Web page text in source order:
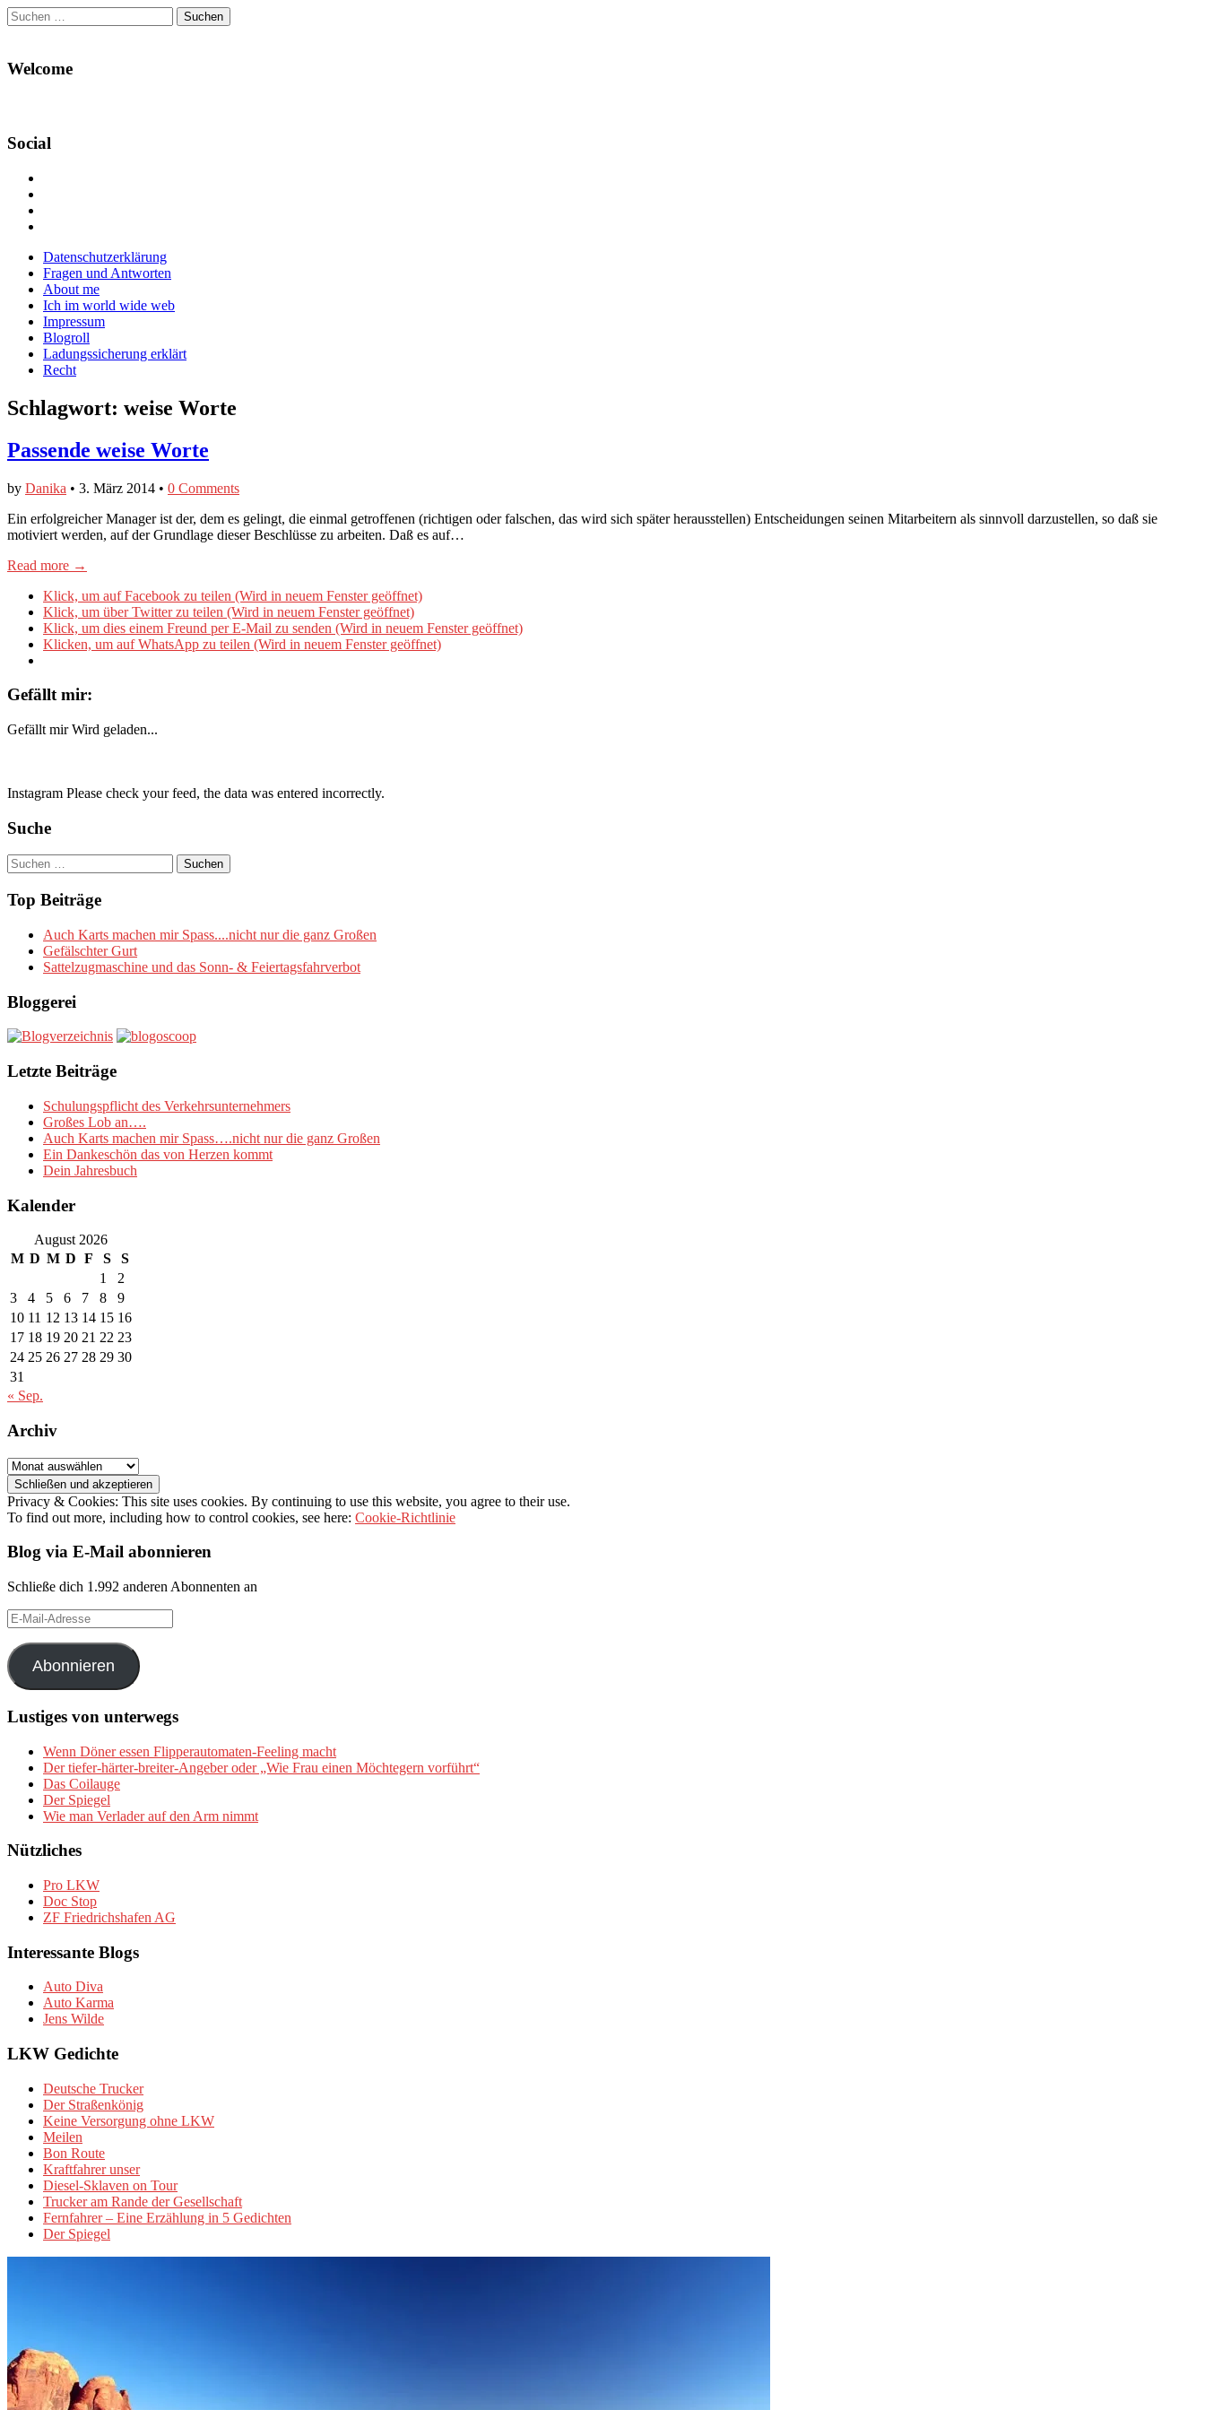
Suchen
nach:
Welcome
Social
Facebook
anzeigen
Twitter
anzeigen
auf
Instagram
anzeigen
Main
menu
Skip
content
Datenschutzerklärung
Fragen und Antworten
About me
Ich im world wide web
Impressum
Blogroll
Ladungssicherung erklärt
Recht
Schlagwort: weise Worte
Passende weise Worte
by Danika • 3. März 2014 • 0 Comments
Ein erfolgreicher Manager ist der, dem es gelingt, die einmal getroffenen (richtigen oder falschen, das wird sich später herausstellen) Entscheidungen seinen Mitarbeitern als sinnvoll darzustellen, so daß sie
motiviert werden, auf der Grundlage dieser Beschlüsse zu arbeiten. Daß es auf…
Read more →
Klick, um auf Facebook zu teilen (Wird in neuem Fenster geöffnet)
Klick, um über Twitter zu teilen (Wird in neuem Fenster geöffnet)
Klick, um dies einem Freund per E-Mail zu senden (Wird in neuem Fenster geöffnet)
Klicken, um auf WhatsApp zu teilen (Wird in neuem Fenster geöffnet)
Gefällt mir:
Gefällt mir Wird geladen...
Instagram Please check your feed, the data was entered incorrectly.
Suche
Suchen
nach:
Top Beiträge
Auch Karts machen mir Spass....nicht nur die ganz Großen
Gefälschter Gurt
Sattelzugmaschine und das Sonn- & Feiertagsfahrverbot
Bloggerei
Letzte Beiträge
Schulungspflicht des Verkehrsunternehmers
Großes Lob an….
Auch Karts machen mir Spass….nicht nur die ganz Großen
Ein Dankeschön das von Herzen kommt
Dein Jahresbuch
Kalender
August 2026
M D M D F S
S
1
2
3
4 5 6 7 8
9
10 11 12 13 14 15 16
17 18 19 20 21 22 23
24 25 26 27 28 29 30
31
« Sep.
Archiv
Archiv
Privacy & Cookies: This site uses cookies. By continuing to use this website, you agree to their use.
To find out more, including how to control cookies, see here: Cookie-Richtlinie
Blog via E-Mail abonnieren
Schließe dich 1.992 anderen Abonnenten an
E-
Mail-
Adresse
Abonnieren
Lustiges von unterwegs
Wenn Döner essen Flipperautomaten-Feeling macht
Der tiefer-härter-breiter-Angeber oder „Wie Frau einen Möchtegern vorführt“
Das Coilauge
Der Spiegel
Wie man Verlader auf den Arm nimmt
Nützliches
Pro LKW
Doc Stop
ZF Friedrichshafen AG
Interessante Blogs
Auto Diva
Auto Karma
Jens Wilde
LKW Gedichte
Deutsche Trucker
Der Straßenkönig
Keine Versorgung ohne LKW
Meilen
Bon Route
Kraftfahrer unser
Diesel-Sklaven on Tour
Trucker am Rande der Gesellschaft
Fernfahrer – Eine Erzählung in 5 Gedichten
Der Spiegel